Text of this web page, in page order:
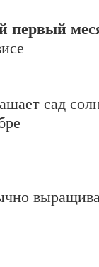
первый
сад